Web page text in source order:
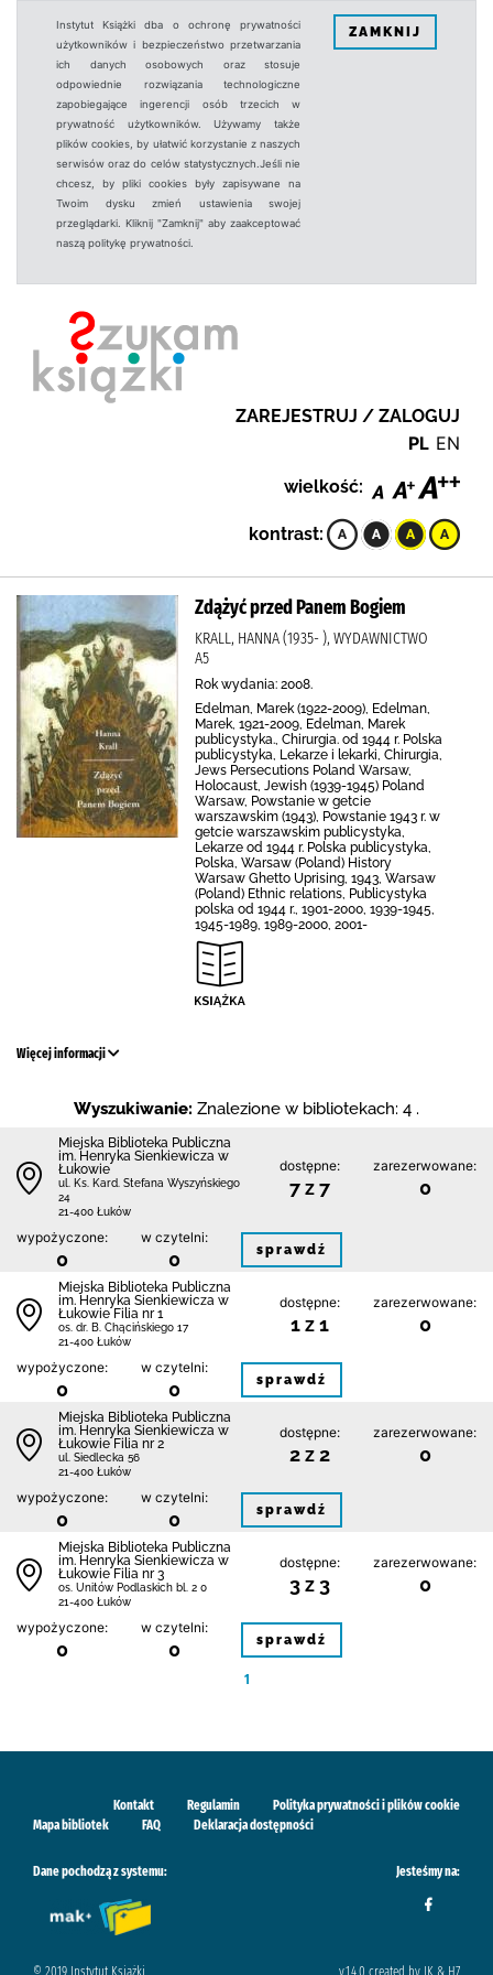
Instytut Książki dba o ochronę prywatności
użytkowników i bezpieczeństwo przetwarzania
ich danych osobowych oraz stosuje
odpowiednie rozwiązania technologiczne
zapobiegające ingerencji osób trzecich w
prywatność użytkowników. Używamy także
plików cookies, by ułatwić korzystanie z naszych
serwisów oraz do celów statystycznych.Jeśli nie
chcesz, by pliki cookies były zapisywane na
Twoim dysku zmień ustawienia swojej
przeglądarki. Kliknij "Zamknij" aby zaakceptować
naszą politykę prywatności.
ZAMKNIJ
ZAREJESTRUJ / ZALOGUJ
PL EN
wielkość:
kontrast:
Zdążyć przed Panem Bogiem
KRALL, HANNA (1935- ), WYDAWNICTWO
A5
Rok wydania: 2008.
Edelman, Marek (1922-2009), Edelman,
Marek, 1921-2009, Edelman, Marek
publicystyka., Chirurgia. od 1944 r. Polska
publicystyka, Lekarze i lekarki, Chirurgia,
Jews Persecutions Poland Warsaw,
Holocaust, Jewish (1939-1945) Poland
Warsaw, Powstanie w getcie
warszawskim (1943), Powstanie 1943 r. w
getcie warszawskim publicystyka,
Lekarze od 1944 r. Polska publicystyka,
Polska, Warsaw (Poland) History
Warsaw Ghetto Uprising, 1943, Warsaw
(Poland) Ethnic relations, Publicystyka
polska od 1944 r., 1901-2000, 1939-1945,
1945-1989, 1989-2000, 2001-
Więcej informacji
Wyszukiwanie: Znalezione w bibliotekach: 4 .
Miejska Biblioteka Publiczna
im. Henryka Sienkiewicza w
Łukowie
ul. Ks. Kard. Stefana Wyszyńskiego
24
21-400 Łuków
dostępne:
7 z 7
zarezerwowane:
0
wypożyczone:
0
w czytelni:
0 sprawdź
Miejska Biblioteka Publiczna
im. Henryka Sienkiewicza w
Łukowie Filia nr 1
os. dr. B. Chącińskiego 17
21-400 Łuków
dostępne:
1 z 1
zarezerwowane:
0
wypożyczone:
0
w czytelni:
0 sprawdź
Miejska Biblioteka Publiczna
im. Henryka Sienkiewicza w
Łukowie Filia nr 2
ul. Siedlecka 56
21-400 Łuków
dostępne:
2 z 2
zarezerwowane:
0
wypożyczone:
0
w czytelni:
0 sprawdź
Miejska Biblioteka Publiczna
im. Henryka Sienkiewicza w
Łukowie Filia nr 3
os. Unitów Podlaskich bl. 2 0
21-400 Łuków
dostępne:
3 z 3
zarezerwowane:
0
wypożyczone:
0
w czytelni:
0 sprawdź
1
Kontakt Regulamin
Polityka prywatności i plików cookie
Mapa bibliotek
FAQ Deklaracja dostępności
Dane pochodzą z systemu: Jesteśmy na:
© 2019 Instytut Książki v.1.4.0 created by IK & H7